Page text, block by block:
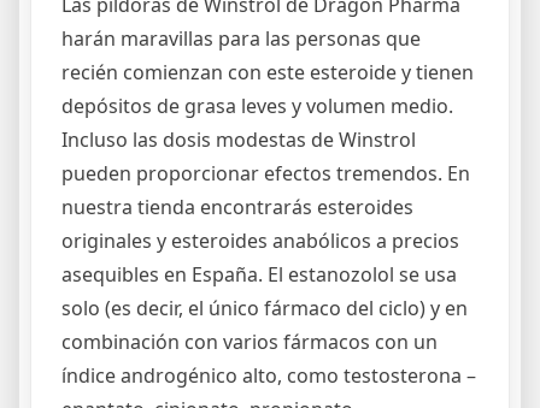
harán maravillas para las personas que
recién comienzan con este esteroide y tienen
depósitos de grasa leves y volumen medio.
Incluso las dosis modestas de Winstrol
pueden proporcionar efectos tremendos. En
nuestra tienda encontrarás esteroides
originales y esteroides anabólicos a precios
asequibles en España. El estanozolol se usa
solo (es decir, el único fármaco del ciclo) y en
combinación con varios fármacos con un
índice androgénico alto, como testosterona –